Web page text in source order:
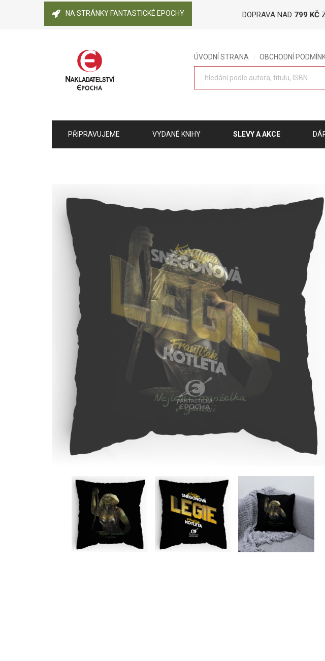
NA STRÁNKY FANTASTICKÉ EPOCHY DOPRAVA NAD 799 KČ
ÚVODNÍ STRANA OBCHODNÍ
PŘIPRAVUJEME VYDANÉ KNIHY SLEVY A AKCE